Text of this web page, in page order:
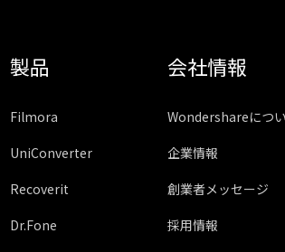
製品
Filmora
UniConverter
Recoverit
Dr.Fone
会社情報
Wondershareにつ
企業情報
創業者メッセージ
採用情報